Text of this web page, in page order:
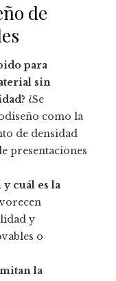
de
para
sin
¿Se
como la
de densidad
presentaciones
cuál es la
y
o
la